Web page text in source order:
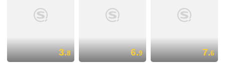
3.8 6.9 7.6